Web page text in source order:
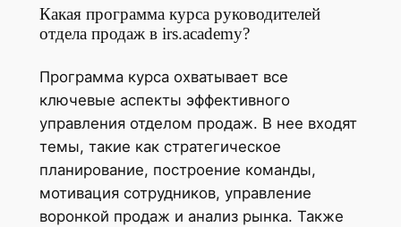
Какая программа курса руководителей
отдела продаж в irs.academy?
Программа курса охватывает все
ключевые аспекты эффективного
управления отделом продаж. В нее входят
темы, такие как стратегическое
планирование, построение команды,
мотивация сотрудников, управление
воронкой продаж и анализ рынка. Также